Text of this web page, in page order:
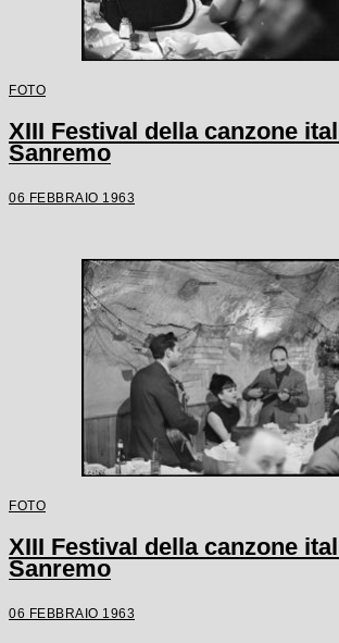
FOTO
XIII Festival della canzone
Sanremo
06 FEBBRAIO 1963
FOTO
XIII Festival della canzone
Sanremo
06 FEBBRAIO 1963